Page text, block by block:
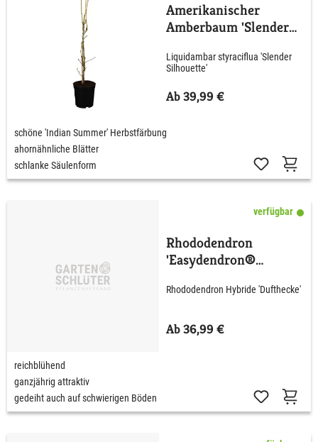
Amerikanischer
Amberbaum 'Slender
Liquidambar styraciflua 'Slender
Silhouette'
Ab 39,99 €
schöne 'Indian Summer' Herbstfärbung
ahornähnliche Blätter
schlanke Säulenform
verfügbar
Rhododendron
'Easydendron®
50 cm
Rhododendron Hybride 'Dufthecke'
Ab 36,99 €
reichblühend
ganzjährig attraktiv
gedeiht auch auf schwierigen Böden